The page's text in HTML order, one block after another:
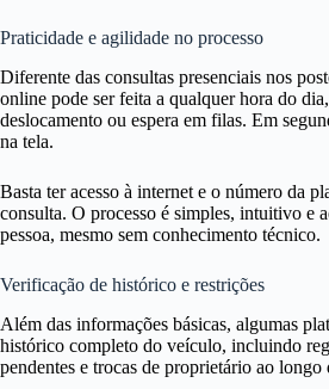
Praticidade e agilidade no processo
Diferente das consultas presenciais nos
online pode ser feita a qualquer hora do
deslocamento ou espera em filas. Em
na tela.
Basta ter acesso à internet e o número da
consulta. O processo é simples, intuitivo e
pessoa, mesmo sem conhecimento técnico.
Verificação de histórico e restrições
Além das informações básicas, algumas
histórico completo do veículo, incluindo
pendentes e trocas de proprietário ao longo